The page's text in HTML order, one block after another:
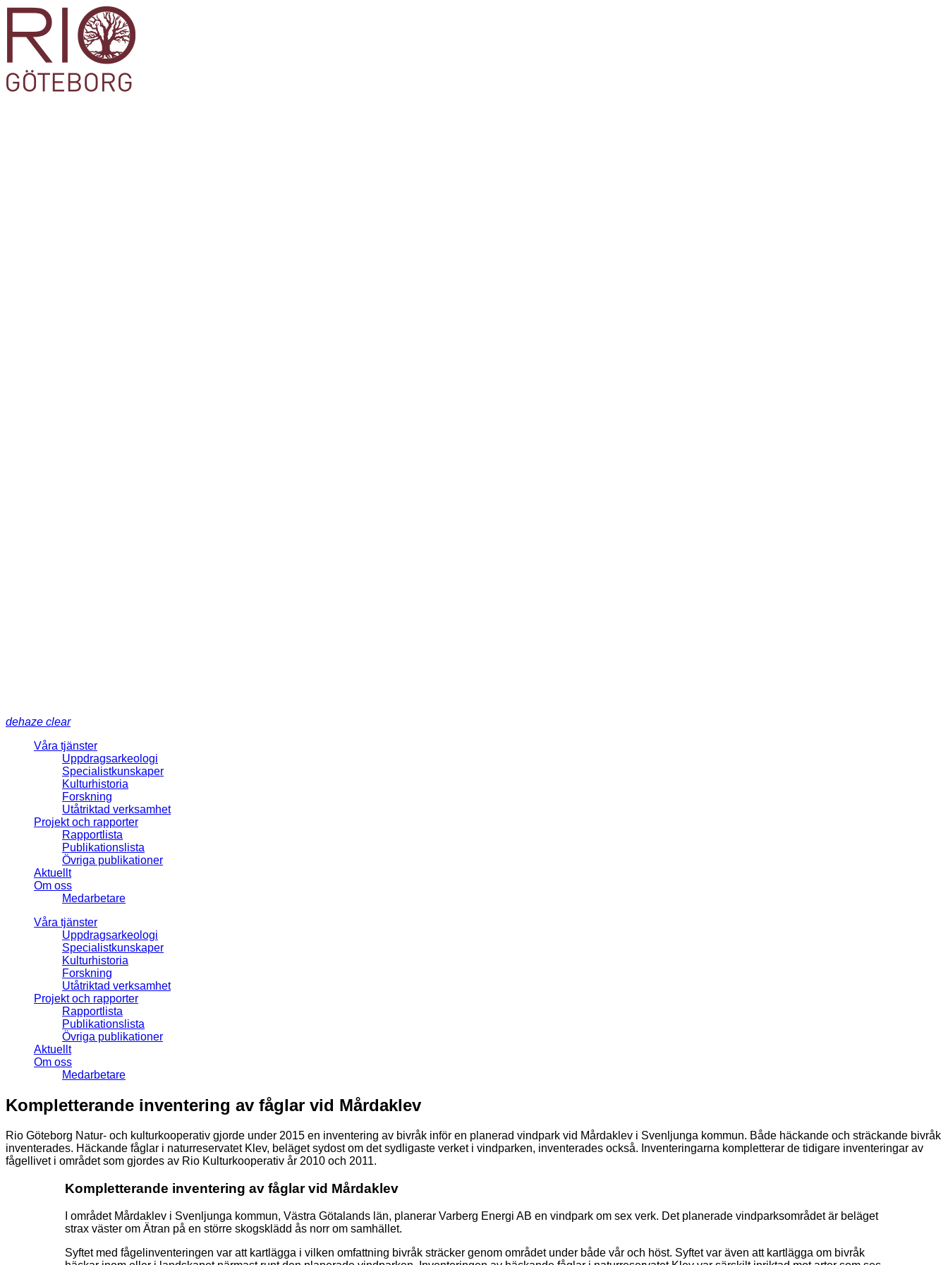
dehaze clear
Våra tjänster
Uppdragsarkeologi
Specialistkunskaper
Kulturhistoria
Forskning
Utåtriktad verksamhet
Projekt och rapporter
Rapportlista
Publikationslista
Övriga publikationer
Aktuellt
Om oss
Medarbetare
Våra tjänster
Uppdragsarkeologi
Specialistkunskaper
Kulturhistoria
Forskning
Utåtriktad verksamhet
Projekt och rapporter
Rapportlista
Publikationslista
Övriga publikationer
Aktuellt
Om oss
Medarbetare
Kompletterande inventering av fåglar vid Mårdaklev
Rio Göteborg Natur- och kulturkooperativ gjorde under 2015 en inventering av bivråk inför en planerad vindpark vid Mårdaklev i Svenljunga kommun. Både häckande och sträckande bivråk
inventerades. Häckande fåglar i naturreservatet Klev, beläget sydost om det sydligaste verket i vindparken, inventerades också. Inventeringarna kompletterar de tidigare inventeringar av
fågellivet i området som gjordes av Rio Kulturkooperativ år 2010 och 2011.
Kompletterande inventering av fåglar vid Mårdaklev
I området Mårdaklev i Svenljunga kommun, Västra Götalands län, planerar Varberg Energi AB en vindpark om sex verk. Det planerade vindparksområdet är beläget
strax väster om Ätran på en större skogsklädd ås norr om samhället.
Syftet med fågelinventeringen var att kartlägga i vilken omfattning bivråk sträcker genom området under både vår och höst. Syftet var även att kartlägga om bivråk